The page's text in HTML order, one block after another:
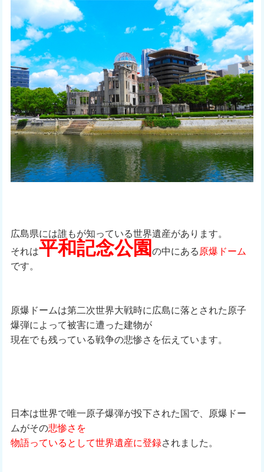
広島県には誰もが知っている世界遺産があります。
それは平和記念公園 の中にある 原爆ドーム
です。
原爆ドームは第二次世界大戦時に広島に落とされた原子
爆弾によって被害に遭った建物が
現在でも残っている戦争の悲惨さを伝えています。
日本は世界で唯一原子爆弾が投下された国で、原爆ドー
ムがその悲惨さを
物語っているとして世界遺産に登録されました。